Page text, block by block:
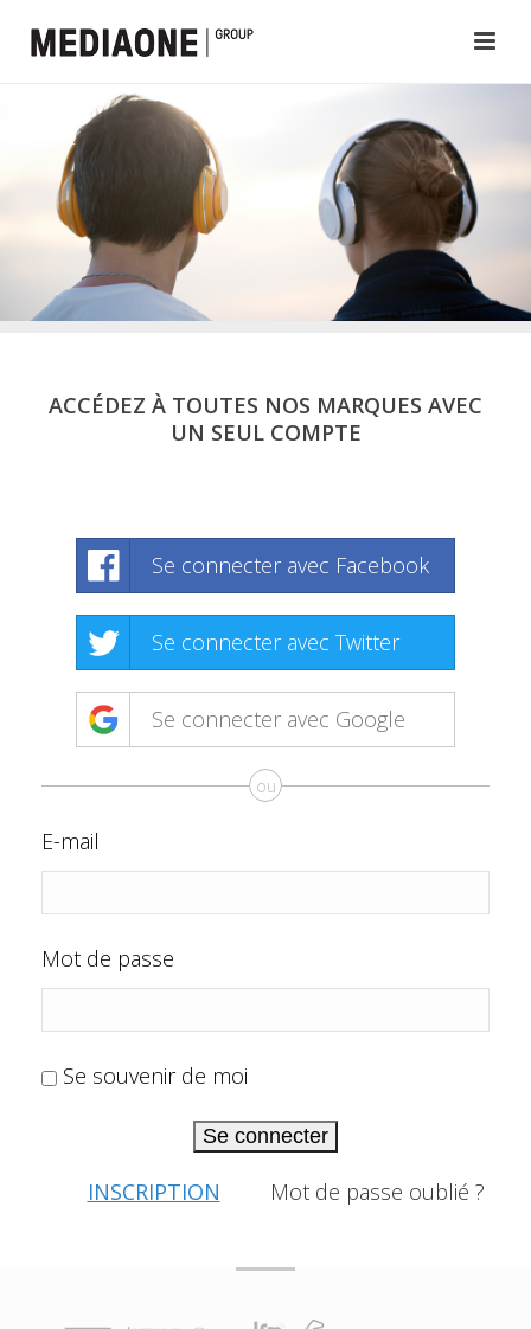
ACCÉDEZ À TOUTES NOS MARQUES AVEC
UN SEUL COMPTE
Se connecter avec Facebook
Se connecter avec Twitter
Se connecter avec Google
ou
E-mail
Mot de passe
Se souvenir de moi
Se connecter
INSCRIPTION Mot de passe oublié ?